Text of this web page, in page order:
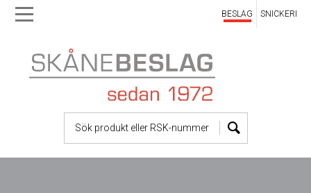
to
main
navigation
to
main
content
BESLAG SNICKERI